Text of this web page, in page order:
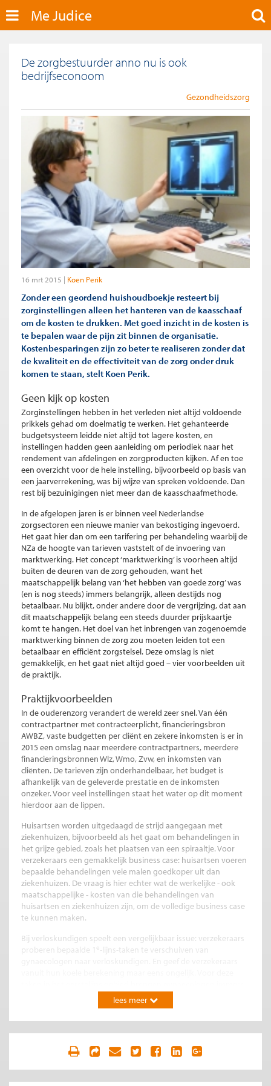
Me Judice
De zorgbestuurder anno nu is ook
bedrijfseconoom
Gezondheidszorg
16 mrt 2015 Koen Perik
Zonder een geordend huishoudboekje resteert bij
zorginstellingen alleen het hanteren van de kaasschaaf
om de kosten te drukken. Met goed inzicht in de kosten is
te bepalen waar de pijn zit binnen de organisatie.
Kostenbesparingen zijn zo beter te realiseren zonder dat
de kwaliteit en de effectiviteit van de zorg onder druk
komen te staan, stelt Koen Perik.
Geen kijk op kosten
Zorginstellingen hebben in het verleden niet altijd voldoende
prikkels gehad om doelmatig te werken. Het gehanteerde
budgetsysteem leidde niet altijd tot lagere kosten, en
instellingen hadden geen aanleiding om periodiek naar het
rendement van afdelingen en zorgproducten kijken. Af en toe
een overzicht voor de hele instelling, bijvoorbeeld op basis van
een jaarverrekening, was bij wijze van spreken voldoende. Dan
rest bij bezuinigingen niet meer dan de kaasschaafmethode.
In de afgelopen jaren is er binnen veel Nederlandse
zorgsectoren een nieuwe manier van bekostiging ingevoerd.
Het gaat hier dan om een tarifering per behandeling waarbij de
NZa de hoogte van tarieven vaststelt of de invoering van
marktwerking. Het concept ‘marktwerking’ is voorheen altijd
buiten de deuren van de zorg gehouden, want het
maatschappelijk belang van ‘het hebben van goede zorg’ was
(en is nog steeds) immers belangrijk, alleen destijds nog
betaalbaar. Nu blijkt, onder andere door de vergrijzing, dat aan
dit maatschappelijk belang een steeds duurder prijskaartje
komt te hangen. Het doel van het inbrengen van zogenoemde
marktwerking binnen de zorg zou moeten leiden tot een
betaalbaar en efficiënt zorgstelsel. Deze omslag is niet
gemakkelijk, en het gaat niet altijd goed – vier voorbeelden uit
de praktijk.
Praktijkvoorbeelden
In de ouderenzorg verandert de wereld zeer snel. Van één
contractpartner met contracteerplicht, financieringsbron
AWBZ, vaste budgetten per cliënt en zekere inkomsten is er in
2015 een omslag naar meerdere contractpartners, meerdere
financieringsbronnen Wlz, Wmo, Zvw, en inkomsten van
cliënten. De tarieven zijn onderhandelbaar, het budget is
afhankelijk van de geleverde prestatie en de inkomsten
onzeker. Voor veel instellingen staat het water op dit moment
hierdoor aan de lippen.
Huisartsen worden uitgedaagd de strijd aangegaan met
ziekenhuizen, bijvoorbeeld als het gaat om behandelingen in
het grijze gebied, zoals het plaatsen van een spiraaltje. Voor
verzekeraars een gemakkelijk business case: huisartsen voeren
bepaalde behandelingen vele malen goedkoper uit dan
ziekenhuizen. De vraag is hier echter wat de werkelijke - ook
maatschappelijke - kosten van die behandelingen van
huisartsen en ziekenhuizen zijn, om de volledige business case
te kunnen maken.
Bij verloskundigen speelt een vergelijkbaar issue: verzekeraars
proberen bepaalde 1 e-lijns-taken te verschuiven van
een factor drie á vier in rekening van verloskundigen. In deze
discussie zijn er behalve de verzekeraars echter alleen maar
verliezers: betrokken gynaecologen kunnen de berekende
huisvesting, behandelkamers en medische apparatuur. De
lees meer